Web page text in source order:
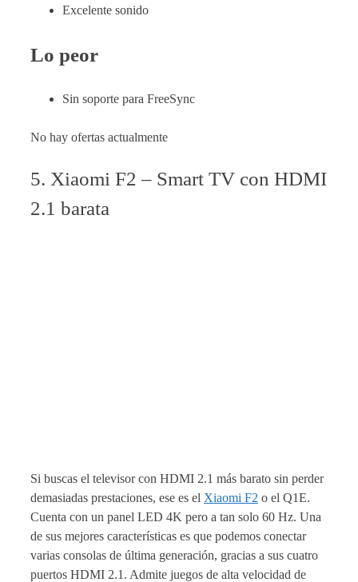
Excelente sonido
Lo peor
Sin soporte para FreeSync
No hay ofertas actualmente
5. Xiaomi F2 – Smart TV con HDMI
2.1 barata
Si buscas el televisor con HDMI 2.1 más barato sin perder
demasiadas prestaciones, ese es el Xiaomi F2 o el Q1E.
Cuenta con un panel LED 4K pero a tan solo 60 Hz. Una
de sus mejores características es que podemos conectar
varias consolas de última generación, gracias a sus cuatro
puertos HDMI 2.1. Admite juegos de alta velocidad de